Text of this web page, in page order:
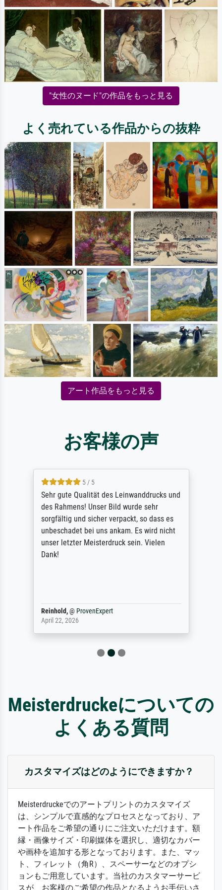
"女性のヌード"の作品をもっと見る
よく売れている作品からの抜粋
アート作品をもっと見る
お客様の声
5 / 5
Sehr gute Qualität des Leinwanddrucks und
des Rahmens! Unser Bild wurde sehr
sorgfältig und sicher verpackt, so dass es
unbeschadet bei uns ankam. Es wird nicht
unser letzter Meisterdruck sein. Vielen
Dank!
Reinhold,@ ProvenExpert
April 22, 2026
Meisterdruckeについての
よくある質問
カスタマイズはどのようにできますか？
Meisterdruckeでのアートプリントのカスタマイズ
は、シンプルで直感的なプロセスとなっており、ア
ート作品をご希望の通りにご注文いただけます。額
縁・画像サイズ・印刷媒体を選択し、適切なカバー
や画枠を追加する形となっております。また、マッ
ト、フィレット（角R）、スペーサーなどのオプシ
ョンもご用意しています。当社のカスタマーサービ
スが、お客様のご希望の作品となるようお手伝いさ